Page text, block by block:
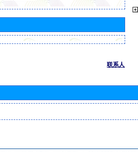
联系人